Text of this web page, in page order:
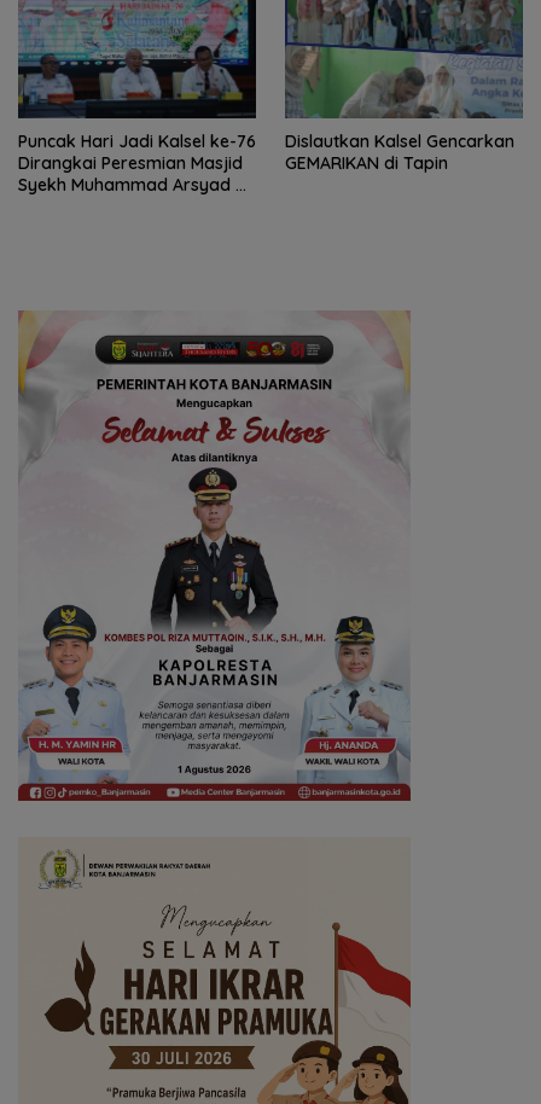
Puncak Hari Jadi Kalsel ke-76
Dirangkai Peresmian Masjid
Syekh Muhammad Arsyad Al
Dislautkan Kalsel Gencarkan
GEMARIKAN di Tapin